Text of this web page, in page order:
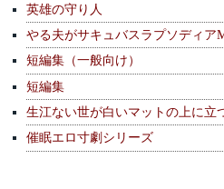
英雄の守り人
やる夫がサキュバスラプソディア
短編集（一般向け）
短編集
生江ない世が白いマットの上に立
催眠エロ寸劇シリーズ